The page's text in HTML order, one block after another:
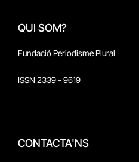
QUI SOM?
Fundació Periodisme Plural
ISSN 2339 - 9619
CONTACTA'NS